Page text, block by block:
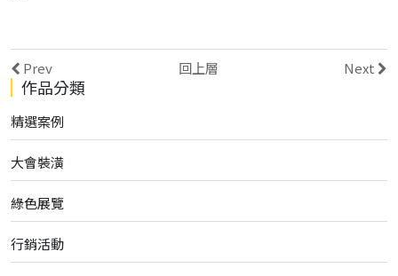
Prev 回上層 Next
作品分類
精選案例
大會裝潢
綠色展覽
行銷活動